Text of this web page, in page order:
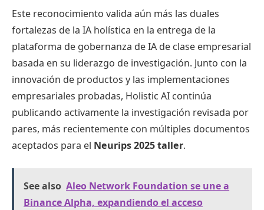
Este reconocimiento valida aún más las duales
fortalezas de la IA holística en la entrega de la
plataforma de gobernanza de IA de clase empresarial
basada en su liderazgo de investigación. Junto con la
innovación de productos y las implementaciones
empresariales probadas, Holistic AI continúa
publicando activamente la investigación revisada por
pares, más recientemente con múltiples documentos
aceptados para el Neurips 2025 taller.
See also Aleo Network Foundation se une a
Binance Alpha, expandiendo el acceso